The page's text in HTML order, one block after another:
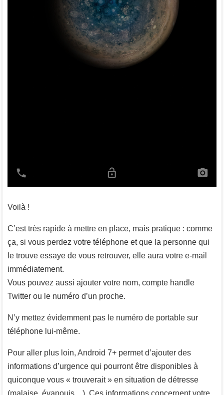
Voilà !
C’est très rapide à mettre en place, mais pratique : comme
ça, si vous perdez votre téléphone et que la personne qui
le trouve essaye de vous retrouver, elle aura votre e-mail
immédiatement.
Vous pouvez aussi ajouter votre nom, compte handle
Twitter ou le numéro d’un proche.
N’y mettez évidemment pas le numéro de portable sur
téléphone lui-même.
Pour aller plus loin, Android 7+ permet d’ajouter des
informations d’urgence qui pourront être disponibles à
quiconque vous « trouverait » en situation de détresse